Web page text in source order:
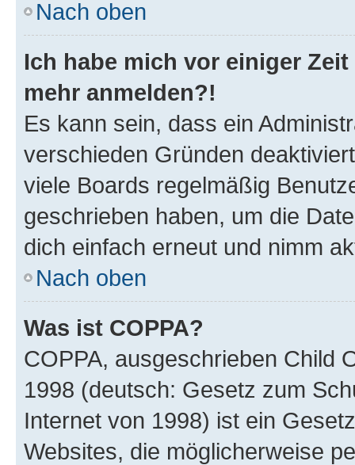
Nach oben
Ich habe mich vor einiger
mehr anmelden?!
Es kann sein, dass ein
verschieden Gründen
viele Boards regelmäßig
geschrieben haben, um die
dich einfach erneut und nimm
Nach oben
Was ist COPPA?
COPPA, ausgeschrieben Child
1998 (deutsch: Gesetz zum
Internet von 1998) ist ein
Websites, die möglicherweise